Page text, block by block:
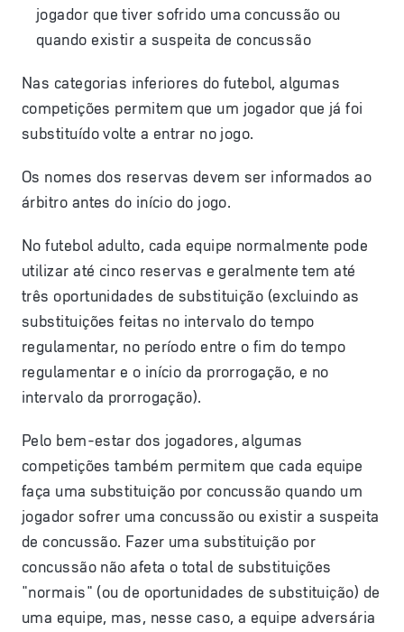
jogador que tiver sofrido uma concussão ou
quando existir a suspeita de concussão
Nas categorias inferiores do futebol, algumas
competições permitem que um jogador que já foi
substituído volte a entrar no jogo.
Os nomes dos reservas devem ser informados ao
árbitro antes do início do jogo.
No futebol adulto, cada equipe normalmente pode
utilizar até cinco reservas e geralmente tem até
três oportunidades de substituição (excluindo as
substituições feitas no intervalo do tempo
regulamentar, no período entre o fim do tempo
regulamentar e o início da prorrogação, e no
intervalo da prorrogação).
Pelo bem-estar dos jogadores, algumas
competições também permitem que cada equipe
faça uma substituição por concussão quando um
jogador sofrer uma concussão ou existir a suspeita
de concussão. Fazer uma substituição por
concussão não afeta o total de substituições
"normais" (ou de oportunidades de substituição) de
uma equipe, mas, nesse caso, a equipe adversária